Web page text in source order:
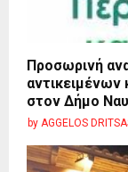
Προσωρινή
στον Δήμο
by AGGELOS